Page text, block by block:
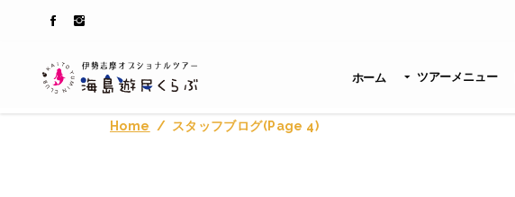
ホーム ツアーメニュー
Home / スタッフブログ(Page 4)